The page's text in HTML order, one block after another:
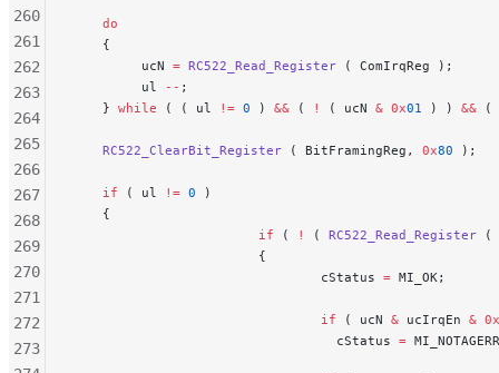
    do
    {
         ucN
= RC522_Read_Register ( ComIrqReg );
         ul
-- ;
    }
while ( ( ul != 0 ) && ( ! ( ucN & 0x01 ) ) && (
    RC522_ClearBit_Register
( BitFramingReg, 0x80 );
    if
( ul != 0 )
    {
                        if
( ! ( RC522_Read_Register (
                        {
                                cStatus
= MI_OK;
                                if
( ucN & ucIrqEn & 0x
                                  cStatus
=
260
261
262
263
264
265
266
267
268
269
270
271
272
273